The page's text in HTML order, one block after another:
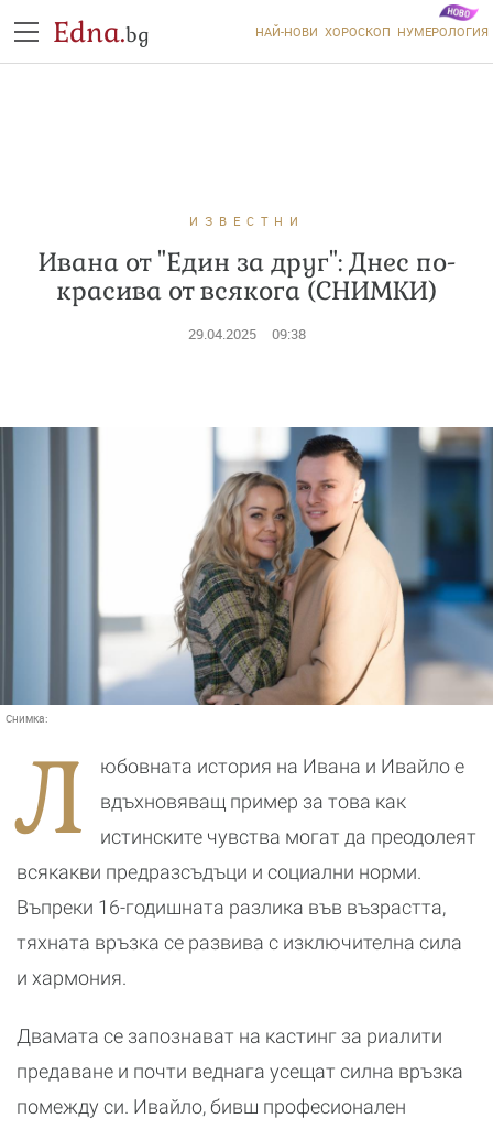
Edna.bg НАЙ-НОВИ ХОРОСКОП НУМЕРОЛОГИЯ
ИЗВЕСТНИ
Ивана от "Един за друг": Днес по-
красива от всякога (СНИМКИ)
29.04.2025 09:38
Снимка:
Л
юбовната история на Ивана и Ивайло е
вдъхновяващ пример за това как
истинските чувства могат да преодолеят
всякакви предразсъдъци и социални норми.
Въпреки 16-годишната разлика във възрастта,
тяхната връзка се развива с изключителна сила
и хармония.
Двамата се запознават на кастинг за риалити
предаване и почти веднага усещат силна връзка
помежду си. Ивайло, бивш професионален